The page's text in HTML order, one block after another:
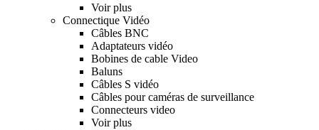
Voir plus
Connectique Vidéo
Câbles BNC
Adaptateurs vidéo
Bobines de cable Video
Baluns
Câbles S vidéo
Câbles pour caméras de surveillance
Connecteurs video
Voir plus